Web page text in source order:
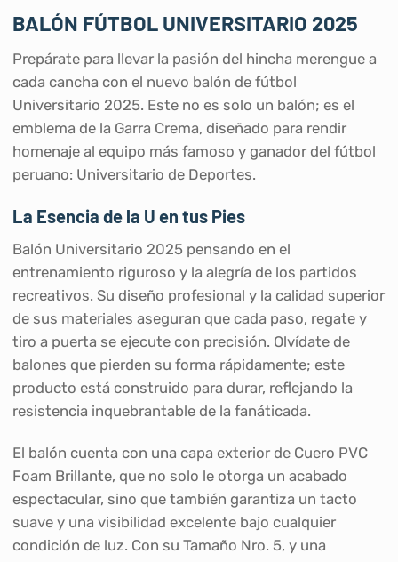
BALÓN FÚTBOL UNIVERSITARIO 2025
Prepárate para llevar la pasión del hincha merengue a
cada cancha con el nuevo balón de fútbol
Universitario 2025. Este no es solo un balón; es el
emblema de la Garra Crema, diseñado para rendir
homenaje al equipo más famoso y ganador del fútbol
peruano: Universitario de Deportes.
La Esencia de la U en tus Pies
Balón Universitario 2025 pensando en el
entrenamiento riguroso y la alegría de los partidos
recreativos. Su diseño profesional y la calidad superior
de sus materiales aseguran que cada paso, regate y
tiro a puerta se ejecute con precisión. Olvídate de
balones que pierden su forma rápidamente; este
producto está construido para durar, reflejando la
resistencia inquebrantable de la fanáticada.
El balón cuenta con una capa exterior de Cuero PVC
Foam Brillante, que no solo le otorga un acabado
espectacular, sino que también garantiza un tacto
suave y una visibilidad excelente bajo cualquier
condición de luz. Con su Tamaño Nro. 5, y una